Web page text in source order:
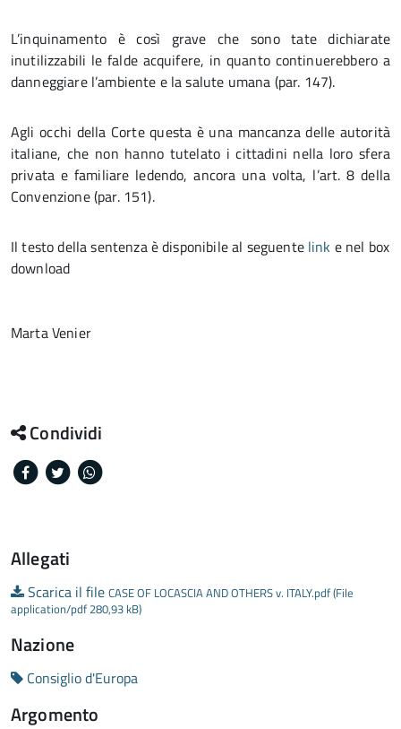
L’inquinamento è così grave che sono tate dichiarate
inutilizzabili le falde acquifere, in quanto continuerebbero a
danneggiare l’ambiente e la salute umana (par. 147).
Agli occhi della Corte questa è una mancanza delle autorità
italiane, che non hanno tutelato i cittadini nella loro sfera
privata e familiare ledendo, ancora una volta, l’art. 8 della
Convenzione (par. 151).
Il testo della sentenza è disponibile al seguente link e nel box
download
Marta Venier
Condividi
Facebook
Twitter
Allegati
Scarica il file CASE OF LOCASCIA AND OTHERS v. ITALY.pdf (File
application/pdf 280,93 kB)
Nazione
Consiglio d'Europa
Argomento